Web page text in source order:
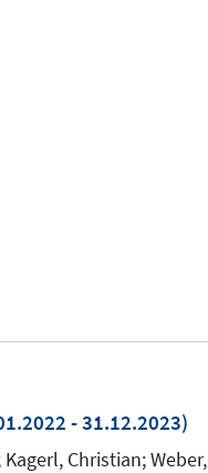
- 31.12.2023)
Christian; Weber,